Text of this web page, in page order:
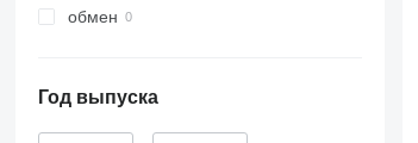
обмен
Год выпуска